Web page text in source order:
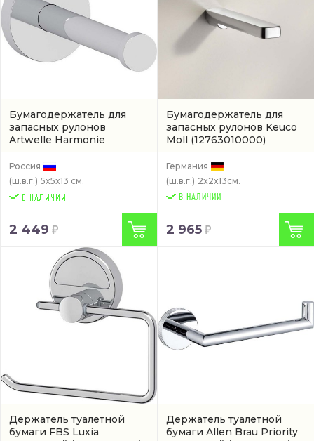
Бумагодержатель для
запасных рулонов
Artwelle Harmonie
049)
Россия
(ш.в.г.) 5x5x13 см.
2 449
Бумагодержатель для
запасных рулонов Keuco
Moll (12763010000)
Германия
(ш.в.г.) 2x2x13см.
В НАЛИЧИИ
2 965
Держатель туалетной
бумаги FBS Luxia
Держатель туалетной
бумаги Allen Brau Priority